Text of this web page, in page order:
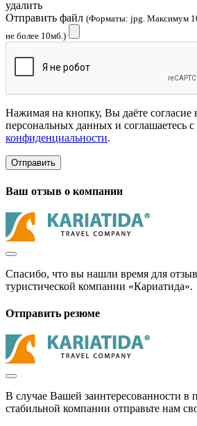
удалить
Отправить файл (Форматы: jpg. Максимум
не более 10мб.)
Нажимая на кнопку, Вы даёте согласие
персональных данных и соглашаетесь с
конфиденциальности.
Отправить
Ваш отзыв о компании
Спасибо, что вы нашли время для
туристической компании «Кариатида».
Отправить резюме
В случае Вашей заинтересованности в
стабильной компании отправьте нам